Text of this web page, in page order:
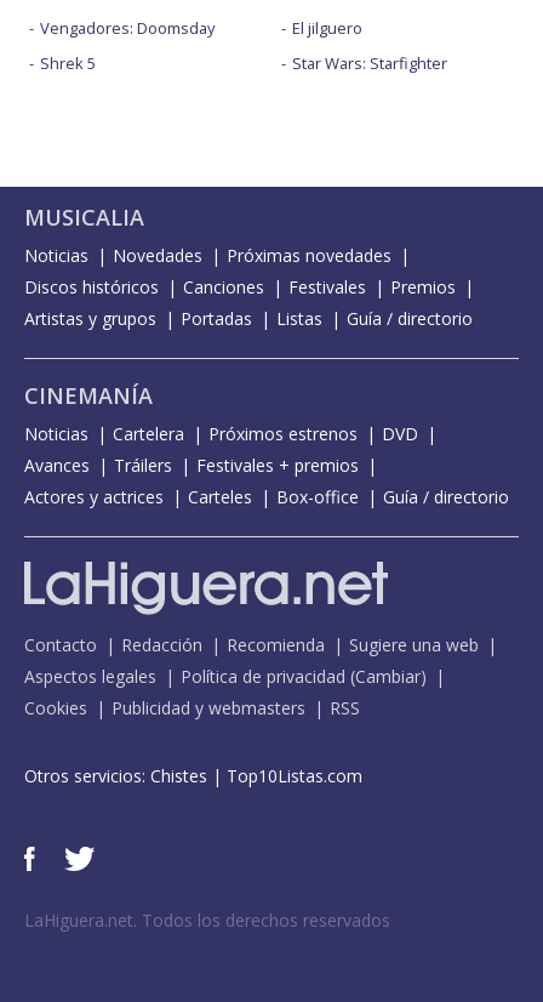
Vengadores: Doomsday
Shrek 5
El jilguero
Star Wars: Starfighter
MUSICALIA
Noticias Novedades
Próximas novedades
Discos históricos
Canciones Festivales
Premios
Artistas y grupos
Portadas Listas Guía / directorio
CINEMANÍA
Noticias Cartelera Próximos estrenos
DVD
Avances
Tráilers
Festivales + premios
Actores y actrices
Carteles Box-office Guía / directorio
Contacto Redacción Recomienda
Sugiere una web
Aspectos legales
Política de privacidad (Cambiar)
Cookies
Publicidad y webmasters RSS
Otros servicios: Chistes | Top10Listas.com
LaHiguera.net. Todos los derechos reservados